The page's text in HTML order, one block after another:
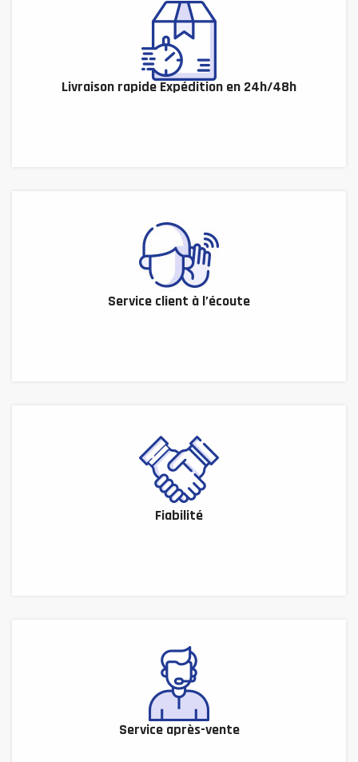
Livraison rapide Expédition en 24h/48h
Service client à l’écoute
Fiabilité
Service après-vente